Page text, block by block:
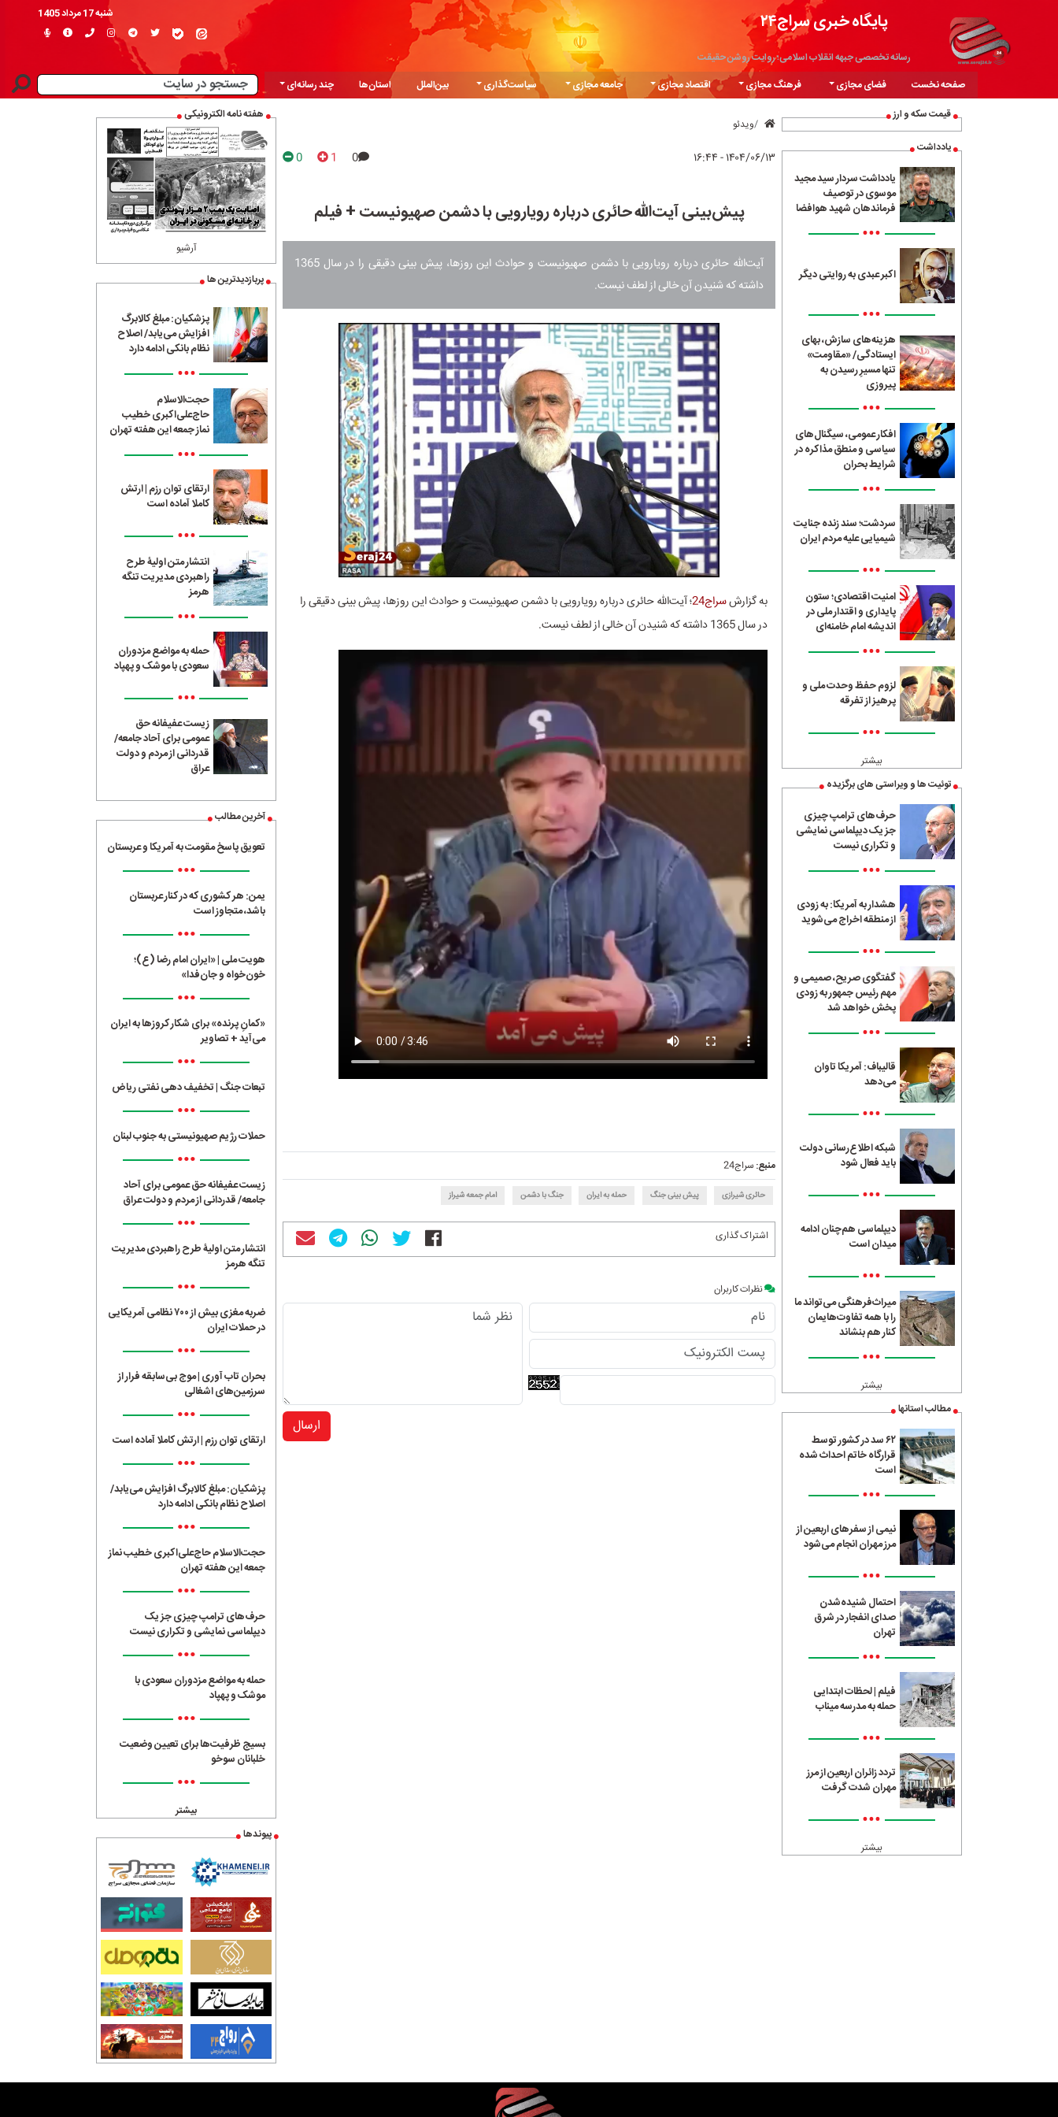
پایگاه خبری سراج۲۴
رسانه تخصصی جبهه انقلاب اسلامی؛ روایت روشن حقیقت
شنبه 17 مرداد 1405
صفحه نخست فضای مجازی فرهنگ مجازی اقتصاد مجازی جامعه مجازی سیاست‌گذاری بین‌الملل استان‌ها
چند رسانه‌ای
قیمت سکه و ارز
یادداشت
یادداشت سردار سید مجید
موسوی در توصیف
فرماندهان شهید هوافضا
•••
اکبر عبدی به روایتی دیگر
•••
هزینه‌های سازش، بهای
ایستادگی/ «مقاومت»
تنها مسیرِ رسیدن به
پیروزی
•••
افکار عمومی، سیگنال‌های
سیاسی و منطق مذاکره در
شرایط بحران
•••
سردشت؛ سند زنده جنایت
شیمیایی علیه مردم ایران
•••
امنیت اقتصادی؛ ستون
پایداری و اقتدار ملی در
اندیشه امام خامنه‌ای
•••
لزوم حفظ وحدت ملی و
پرهیز از تفرقه
•••
بیشتر
توئیت ها و ویراستی های برگزیده
حرف‌های ترامپ چیزی
جز یک دیپلماسی نمایشی
و تکراری نیست
•••
هشدار به آمریکا: به زودی
از منطقه اخراج می‌شوید
•••
گفتگوی صریح، صمیمی و
مهم رئیس جمهور به زودی
پخش خواهد شد
•••
قالیباف: آمریکا تاوان
می‌دهد
•••
شبکه اطلاع‌رسانی دولت
باید فعال شود
•••
دیپلماسی هم‌چنان ادامه
میدان است
•••
میراث‌فرهنگی می‌تواند ما
را با همه تفاوت‌هایمان
کنار هم بنشاند
•••
بیشتر
مطالب استانها
۶۲ سد در کشور توسط
قرارگاه خاتم احداث شده
است
•••
نیمی از سفرهای اربعین از
مرز مهران انجام می‌شود
•••
احتمال شنیده‌شدن
صدای انفجار در شرق
تهران
•••
فیلم | لحظات ابتدایی
حمله به مدرسه میناب
•••
تردد زائران اربعین از مرز
مهران شدت گرفت
•••
بیشتر
ویدئو
۱۴۰۴/۰۶/۱۳ - ۱۶:۴۴ 0
1
0
پیش‌بینی آیت‌الله حائری درباره رویارویی با دشمن صهیونیست + فیلم
آیت‌الله حائری درباره رویارویی با دشمن صهیونیست و حوادث این روزها، پیش بینی دقیقی را در سال 1365
داشته که شنیدن آن خالی از لطف نیست.
به گزارشسراج24
؛ آیت‌الله حائری درباره رویارویی با دشمن صهیونیست و حوادث این روزها، پیش بینی دقیقی را
در سال 1365 داشته که شنیدن آن خالی از لطف نیست.
منبع: سراج24
حائری شیرازی پیش بینی جنگ حمله به ایران جنگ با دشمن امام جمعه شیراز
اشتراک گذاری
نظرات کاربران
ارسال
هفته نامه الکترونیکی
آرشیو
پربازدیدترین ها
پزشکیان: مبلغ کالابرگ
افزایش می‌یابد/ اصلاح
نظام بانکی ادامه دارد
•••
حجت‌الاسلام
حاج‌علی‌اکبری خطیب
نماز جمعه این هفته تهران
•••
ارتقای توان رزم | ارتش
کاملا آماده است
•••
انتشار متن اولیۀ طرح
راهبردی مدیریت تنگه
هرمز
•••
حمله به مواضع مزدوران
سعودی با موشک و پهپاد
•••
زیست عفیفانه حق
عمومی برای آحاد جامعه/
قدردانی از مردم و دولت
عراق
آخرین مطالب
تعویق پاسخ مقومت به آمریکا و عربستان
•••
یمن: هر کشوری که در کنار عربستان
باشد، متجاوز است
•••
هویت ملی | «ایران امام رضا (ع)؛
خون‌خواه و جان‌فدا»
•••
«کمانِ پرنده» برای شکار کروزها به ایران
می‌آید + تصاویر
•••
تبعات جنگ | تخفیف دهی نفتی ریاض
•••
حملات رژیم صهیونیستی به جنوب لبنان
•••
زیست عفیفانه حق عمومی برای آحاد
جامعه/ قدردانی از مردم و دولت عراق
•••
انتشار متن اولیۀ طرح راهبردی مدیریت
تنگه هرمز
•••
ضربه مغزی بیش از ۷۰۰ نظامی آمریکایی
در حملات ایران
•••
بحران تاب آوری | موج بی‌سابقه فرار از
سرزمین‌های اشغالی
•••
ارتقای توان رزم | ارتش کاملا آماده است
•••
پزشکیان: مبلغ کالابرگ افزایش می‌یابد/
اصلاح نظام بانکی ادامه دارد
•••
حجت‌الاسلام حاج‌علی‌اکبری خطیب نماز
جمعه این هفته تهران
•••
حرف‌های ترامپ چیزی جز یک
دیپلماسی نمایشی و تکراری نیست
•••
حمله به مواضع مزدوران سعودی با
موشک و پهپاد
•••
بسیج ظرفیت‌ها برای تعیین وضعیت
خلبانان سوخو
•••
بیشتر
پیوندها